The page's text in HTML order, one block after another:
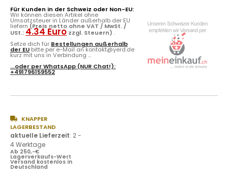
Für Kunden in der Schweiz oder Non-EU:
Wir können diesen Artikel ohne
Umsatzsteuer in Länder außerhalb der EU
liefern (Preis netto ohne VAT / MwSt. /
USt.: 4.34 Euro zzgl. Steuern) .
Setze dich für Bestellungen außerhalb
der EU bitte per e-Mail an kontakt@yerd.de
kurz mit uns in Verbindung ...
...oder perWhatsApp (NUR Chat!):
+491796159552
KNAPPER
LAGERBESTAND
aktuelle Lieferzeit: 2 -
4 Werktage
Ab 250,-€
Lagerverkaufs-Wert
Versand kostenlos in
Deutschland